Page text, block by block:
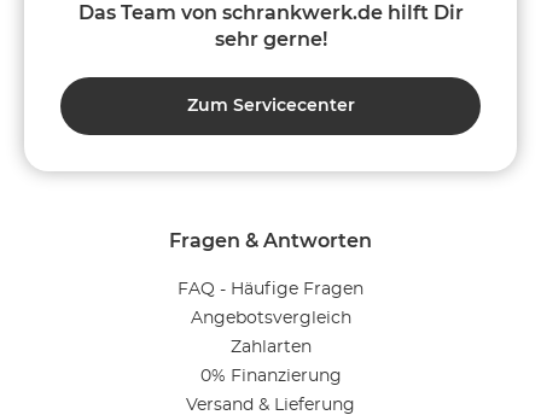
Fragen & Antworten
FAQ - Häufige Fragen
Angebotsvergleich
Zahlarten
0% Finanzierung
Versand & Lieferung
Das Team von schrankwerk.de hilft Dir
sehr gerne!
Zum Servicecenter